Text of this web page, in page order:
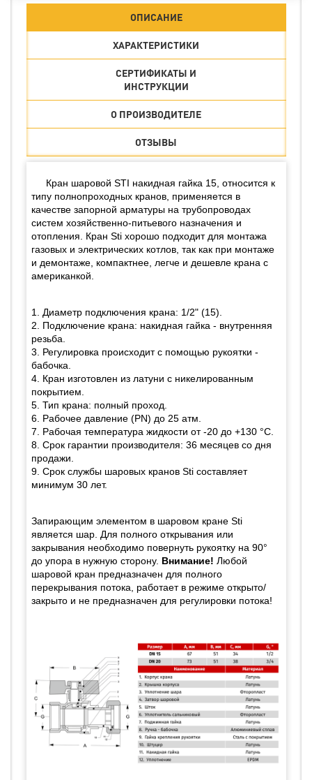
ОПИСАНИЕ
ХАРАКТЕРИСТИКИ
СЕРТИФИКАТЫ И
ИНСТРУКЦИИ
О ПРОИЗВОДИТЕЛЕ
ОТЗЫВЫ
Кран шаровой STI накидная гайка 15, относится к
типу полнопроходных кранов, применяется в
качестве запорной арматуры на трубопроводах
систем хозяйственно-питьевого назначения и
отопления. Кран Sti хорошо подходит для монтажа
газовых и электрических котлов, так как при монтаже
и демонтаже, компактнее, легче и дешевле крана с
американкой.
1. Диаметр подключения крана: 1/2" (15).
2. Подключение крана: накидная гайка - внутренняя
резьба.
3. Регулировка происходит с помощью рукоятки -
бабочка.
4. Кран изготовлен из латуни c никелированным
покрытием.
5. Тип крана: полный проход.
6. Рабочее давление (PN) до 25 атм.
7. Рабочая температура жидкости от -20 до +130 °C.
8. Срок гарантии производителя: 36 месяцев со дня
продажи.
9. Срок службы шаровых кранов Sti составляет
минимум 30 лет.
Запирающим элементом в шаровом кране Sti
является шар. Для полного открывания или
закрывания необходимо повернуть рукоятку на 90°
до упора в нужную сторону. Внимание! Любой
шаровой кран предназначен для полного
перекрывания потока, работает в режиме открыто/
закрыто и не предназначен для регулировки потока!